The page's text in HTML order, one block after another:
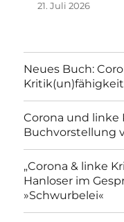
21. Juli 2026
Neues Buch:
Corona und linke
Buchvorstellung
„Corona & linke
Hanloser im
»Schwurbelei«